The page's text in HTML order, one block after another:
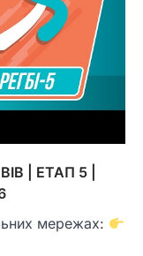
| ЕТАП 5 |
мережах: